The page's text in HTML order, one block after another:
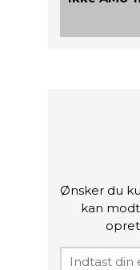
Ønsker du
kan